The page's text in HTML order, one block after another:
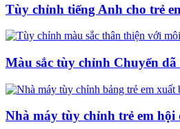
Tùy chỉnh tiếng Anh cho trẻ
Màu sắc tùy chỉnh Chuyến
Nhà máy tùy chỉnh trẻ em